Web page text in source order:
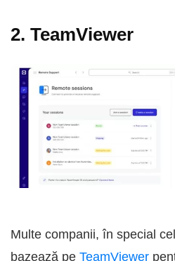
2. TeamViewer
Multe companii, în special
bazează pe TeamViewer